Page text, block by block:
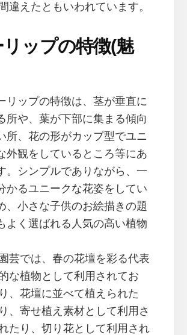
間違えたともいわれています。
ップの特徴(魅
リップの特徴は、茎が垂直に
所や、葉が下部に集まる傾向
所、花の形がカップ型でユニ
外観をしているところ等にあ
。シンプルでありながら、一
かるユニークな花姿をしてい
、小さな子供のお絵描きの題
よく選ばれる人気の高い植物
園芸では、春の花壇を彩る代表
な植物として利用されてお
り、花壇に並べて植えられた
り、寄せ植え素材として利用さ
たり、切り花として利用され